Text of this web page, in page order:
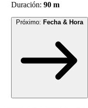
Duración: 90 m
Próximo: Fecha & Hora